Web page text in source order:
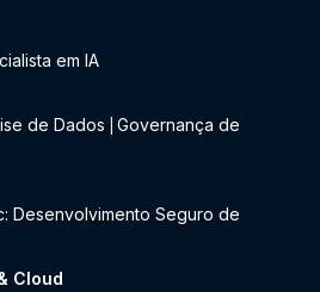
em IA
de Dados
Governança de
Desenvolvimento Seguro de
Cloud